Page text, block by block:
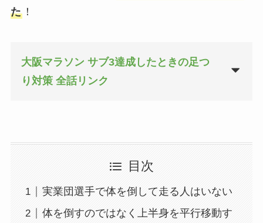
た！
大阪マラソン サブ3達成したときの足つ
り対策 全話リンク
目次
実業団選手で体を倒して走る人はいない
体を倒すのではなく上半身を平行移動す